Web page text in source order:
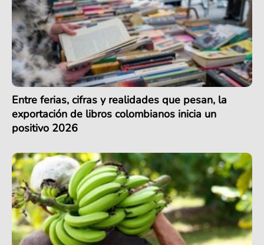
Entre ferias, cifras y realidades que pesan, la
exportación de libros colombianos inicia un
positivo 2026